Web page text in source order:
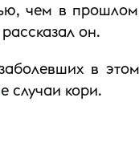
чем в
он.
в
случаи кори.